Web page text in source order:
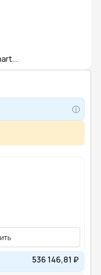
536 146,81 ₽